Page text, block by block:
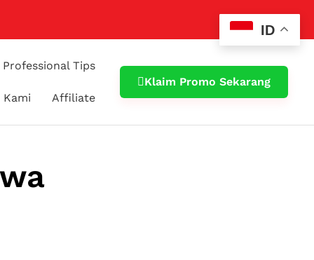
Professional Tips
Kami Affiliate
Klaim Promo Sekarang
ID